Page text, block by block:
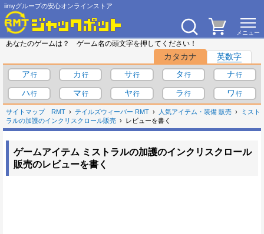
iimyグループの安心オンラインストア
あなたのゲームは？ ゲーム名の頭文字を押してください！
カタカナ
英数字
ア
カ サ タ
ナ
ハ
マ ヤ ラ ワ
サイトマップ RMT テイルズウィーバー RMT 人気アイテム・装備 販売
ミスト
ラルの加護のインクリスクロール販売
レビューを書く
ゲームアイテム ミストラルの加護のインクリスクロール
販売のレビューを書く